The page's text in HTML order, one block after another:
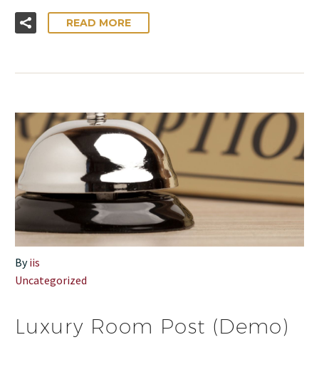
READ MORE
Byiis
Uncategorized
Luxury Room Post (Demo)